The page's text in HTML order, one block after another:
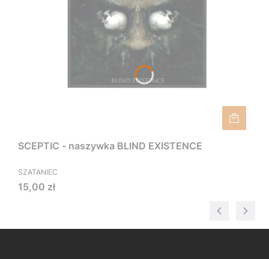
SCEPTIC - naszywka BLIND EXISTENCE
SZATANIEC
Cena
15,00 zł